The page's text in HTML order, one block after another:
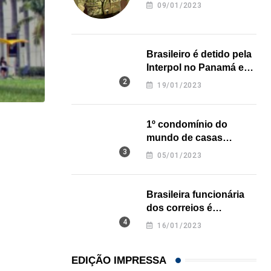
Açaí é reconhecido oficialmente como fruto
09/01/2023
Brasileiro é detido pela
Interpol no Panamá e
pode pegar prisão
19/01/2023
1º condomínio do
mundo de casas
impressas em 3D é
05/01/2023
Brasileira funcionária
dos correios é
assassinada a facadas
16/01/2023
EDIÇÃO IMPRESSA